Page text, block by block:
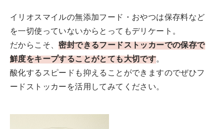
イリオスマイルの無添加フード・おやつは保存料など
を一切使っていないからとってもデリケート。
だからこそ、密封できるフードストッカーでの保存で
鮮度をキープすることがとても大切です。
酸化するスピードも抑えることができますのでぜひフ
ードストッカーを活用してみてください。